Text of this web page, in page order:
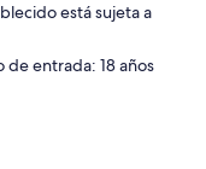
está sujeta a
de entrada: 18 años